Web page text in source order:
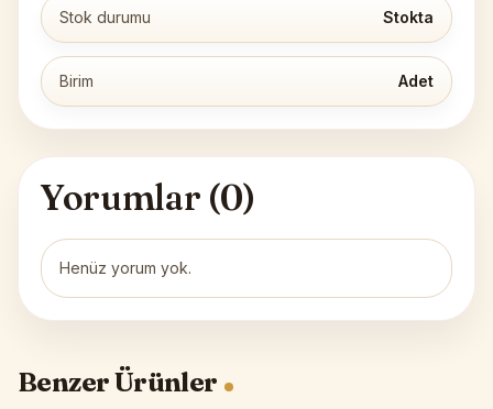
Stok durumu Stokta
Birim Adet
Yorumlar (0)
Henüz yorum yok.
Benzer Ürünler